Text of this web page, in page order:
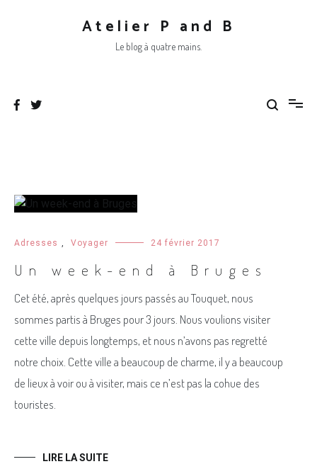
Atelier P and B
Le blog à quatre mains.
Adresses , Voyager 24 février 2017
Un week-end à Bruges
Cet été, après quelques jours passés au Touquet, nous
sommes partis à Bruges pour 3 jours. Nous voulions visiter
cette ville depuis longtemps, et nous n’avons pas regretté
notre choix. Cette ville a beaucoup de charme, il y a beaucoup
de lieux à voir ou à visiter, mais ce n’est pas la cohue des
touristes.
LIRE LA SUITE